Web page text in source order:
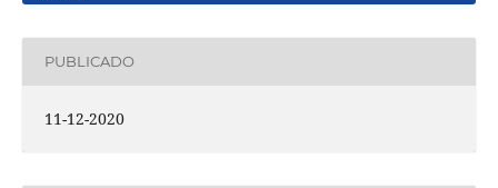
PUBLICADO
11-12-2020